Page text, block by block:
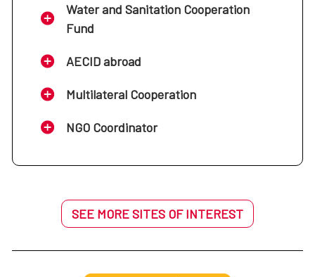
Water and Sanitation Cooperation
Fund
AECID abroad
Multilateral Cooperation
NGO Coordinator
SEE MORE SITES OF INTEREST